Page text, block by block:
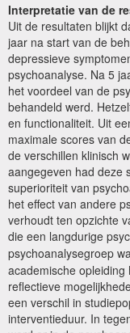
Interpretatie van de
Uit de resultaten blijkt
jaar na start van de
depressieve
psychoanalyse. Na 5
het voordeel van de
behandeld werd.
en functionaliteit. Uit
maximale scores van
de verschillen klinisch
aangegeven had deze
superioriteit van
het effect van andere
verhoudt ten opzichte
die een langdurige
psychoanalysegroep
academische
reflectieve
een verschil in
interventieduur. In